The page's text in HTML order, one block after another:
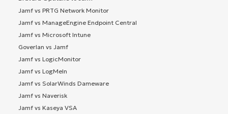
Jamf vs PRTG Network Monitor
Jamf vs ManageEngine Endpoint Central
Jamf vs Microsoft Intune
Goverlan vs Jamf
Jamf vs LogicMonitor
Jamf vs LogMeIn
Jamf vs SolarWinds Dameware
Jamf vs Naverisk
Jamf vs Kaseya VSA